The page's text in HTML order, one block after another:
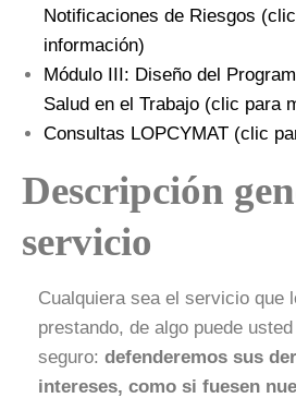
Notificaciones de Riesgos
información)
Módulo III: Diseño del
Salud en el Trabajo (clic para
Consultas LOPCYMAT (clic
Descripción
servicio
Cualquiera sea el servicio que
prestando, de algo puede
seguro: defenderemos sus
intereses, como si fuesen